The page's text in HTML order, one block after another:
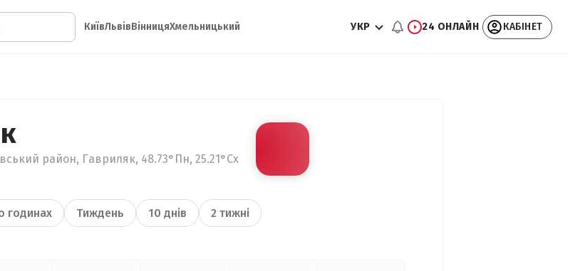
КиївЛьвівВінницяХмельницький УКР 24 ОНЛАЙН КАБІНЕТ
район, Гавриляк, 48.73°Пн, 25.21°Сх
годинах Тиждень 10 днів 2 тижні